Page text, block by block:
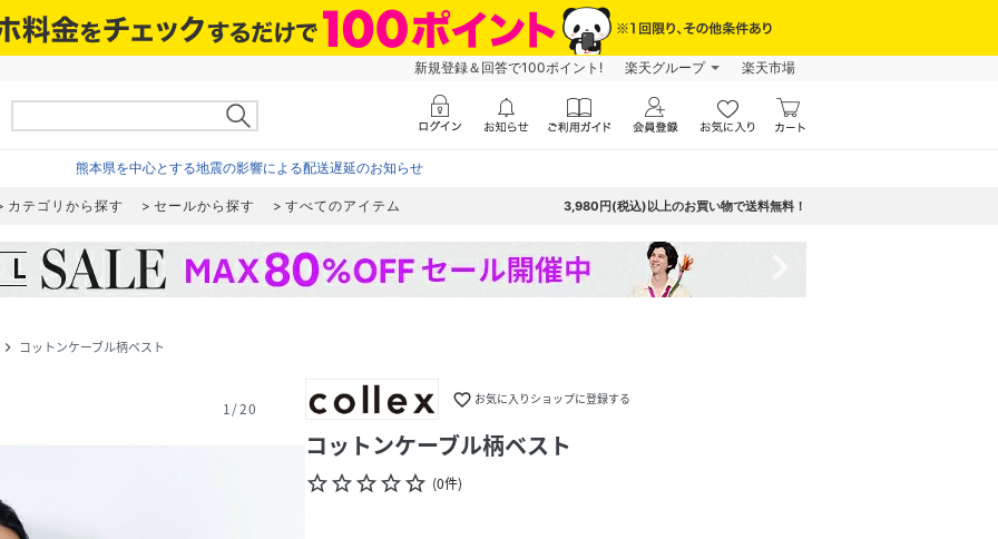
新規登録＆回答で100ポイント! 楽天グループ 楽天市場
熊本県を中心とする地震の影響による配送遅延のお知らせ
カテゴリから探す セールから探す すべてのアイテム 3,980円(税込)以上のお買い物で送料無料！
navigate_next コットンケーブル柄ベスト
1/20 favorite_border お気に入りショップに登録する
コットンケーブル柄ベスト
star_borderstar_borderstar_borderstar_borderstar_border (0件)